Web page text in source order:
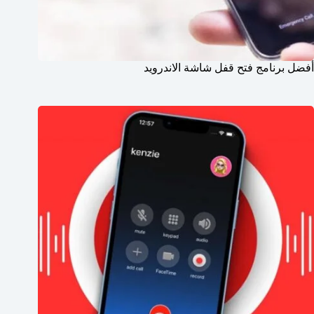
أفضل برنامج فتح قفل شاشة الاندرويد